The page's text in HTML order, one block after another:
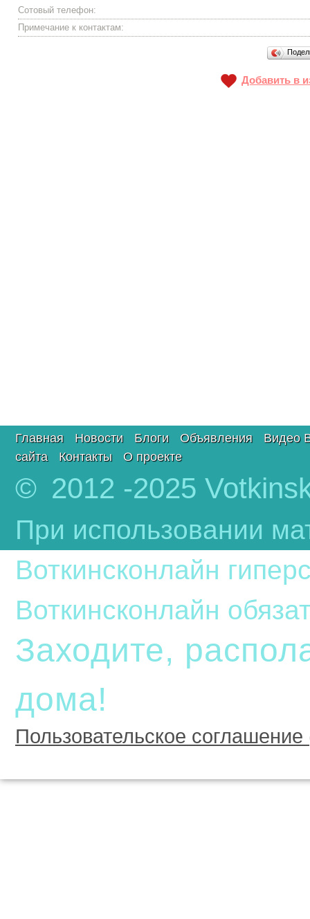
Сотовый телефон:
Примечание к контактам:
Добавить в
Главная Новости Блоги Объявления
Видео
сайта
Контакты О проекте
© 2012 -2025
При использовании
Воткинсконлайн
Воткинсконлайн
Заходите,
дома!
Пользовательское